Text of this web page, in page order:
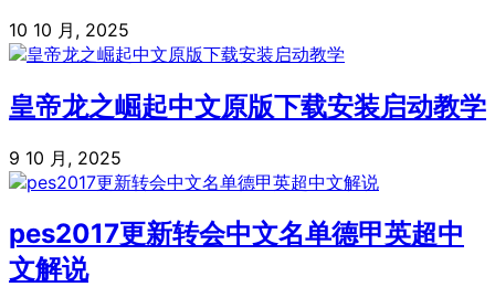
10 10 月, 2025
皇帝龙之崛起中文原版下载安装启动教学
9 10 月, 2025
pes2017更新转会中文名单德甲英超中
文解说